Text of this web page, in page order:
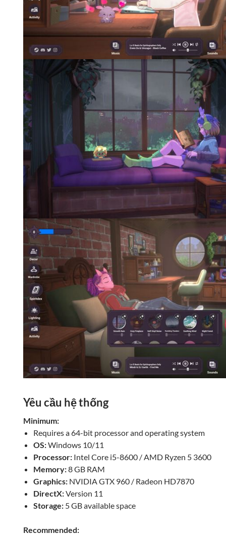
Yêu cầu hệ thống
Minimum:
Requires a 64-bit processor and operating system
OS:Windows 10/11
Processor: Intel Core i5-8600 / AMD Ryzen 5 3600
Memory:8 GB RAM
Graphics: NVIDIA GTX 960 / Radeon HD7870
DirectX:Version 11
Storage: 5 GB available space
Recommended: